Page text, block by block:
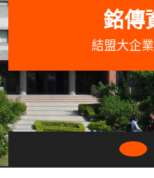
Skip
to
content
銘傳
結盟大企
Open